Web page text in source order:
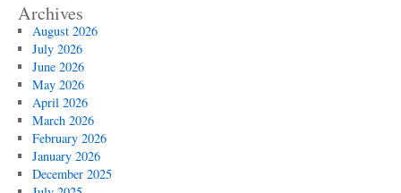
Archives
August 2026
July 2026
June 2026
May 2026
April 2026
March 2026
February 2026
January 2026
December 2025